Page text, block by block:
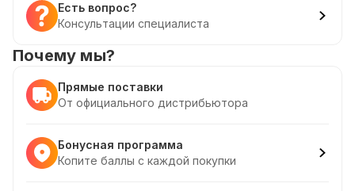
Есть вопрос?
Консультации специалиста
Почему мы?
Прямые поставки
От официального дистрибьютора
Бонусная программа
Копите баллы с каждой покупки